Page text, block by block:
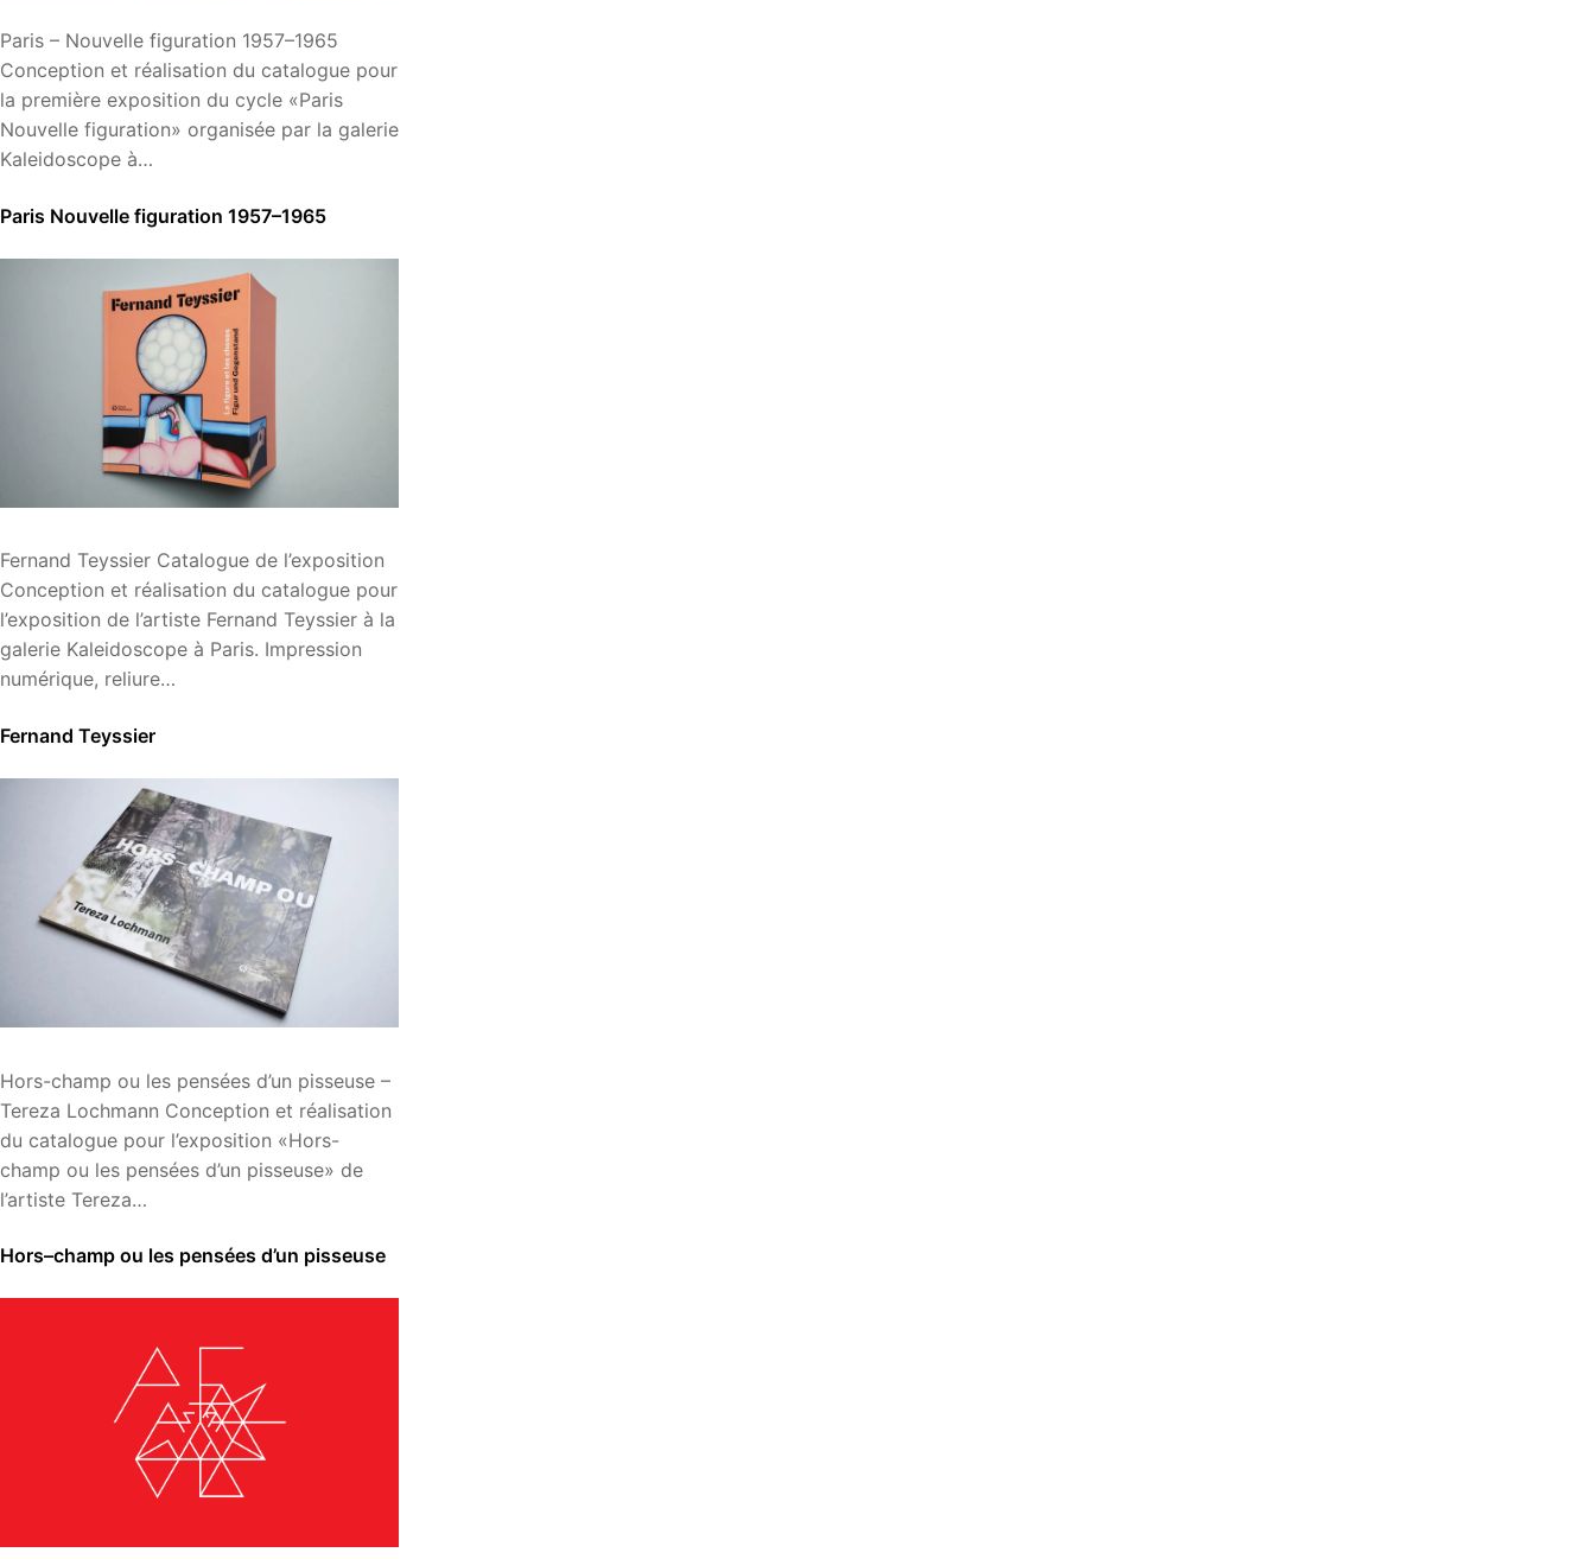
Paris – Nouvelle figuration 1957–1965
Conception et réalisation du catalogue pour
la première exposition du cycle «Paris
Nouvelle figuration» organisée par la galerie
Kaleidoscope à…
Paris Nouvelle figuration 1957–1965
Fernand Teyssier Catalogue de l’exposition
Conception et réalisation du catalogue pour
l’exposition de l’artiste Fernand Teyssier à la
galerie Kaleidoscope à Paris. Impression
numérique, reliure…
Fernand Teyssier
Hors-champ ou les pensées d’un pisseuse –
Tereza Lochmann Conception et réalisation
du catalogue pour l’exposition «Hors-
champ ou les pensées d’un pisseuse» de
l’artiste Tereza…
Hors–champ ou les pensées d’un pisseuse